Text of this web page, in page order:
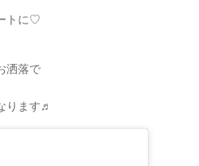
トに♡
洒落で
ります♬